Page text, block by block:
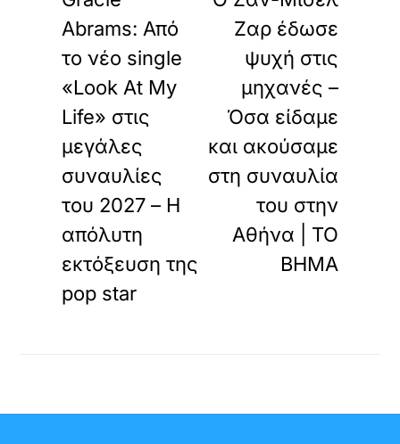
Abrams: Από
το νέο single
«Look At My
Life» στις
μεγάλες
συναυλίες
του 2027 – Η
απόλυτη
εκτόξευση της
pop star
Ζαρ έδωσε
ψυχή στις
μηχανές –
Όσα είδαμε
και ακούσαμε
στη συναυλία
του στην
Αθήνα | ΤΟ
ΒΗΜΑ